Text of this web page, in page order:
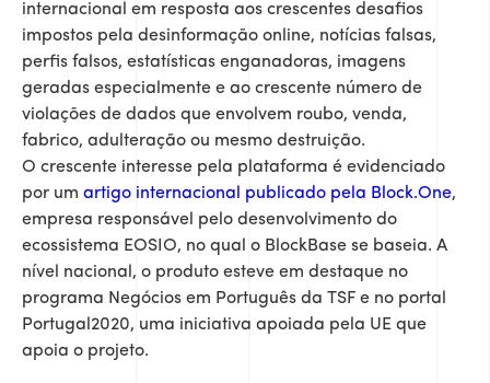
internacional em resposta aos crescentes desafios
impostos pela desinformação online, notícias falsas,
perfis falsos, estatísticas enganadoras, imagens
geradas especialmente e ao crescente número de
violações de dados que envolvem roubo, venda,
fabrico, adulteração ou mesmo destruição.
O crescente interesse pela plataforma é evidenciado
por um artigo internacional publicado pela Block.One,
empresa responsável pelo desenvolvimento do
ecossistema EOSIO, no qual o BlockBase se baseia. A
nível nacional, o produto esteve em destaque no
programa Negócios em Português da TSF e no portal
Portugal2020, uma iniciativa apoiada pela UE que
apoia o projeto.